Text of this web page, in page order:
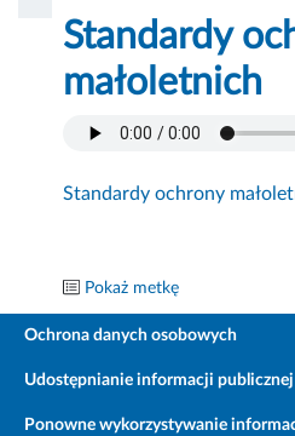
Standardy
małoletnich
Standardy ochrony
Pokaż metkę
Ochrona danych osobowych
Udostępnianie informacji
Ponowne wykorzystywanie